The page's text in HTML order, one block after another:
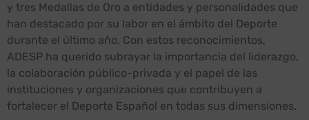
y tres Medallas de Oro a entidades y personalidades que
han destacado por su labor en el ámbito del Deporte
durante el último año. Con estos reconocimientos,
ADESP ha querido subrayar la importancia del liderazgo,
la colaboración público-privada y el papel de las
instituciones y organizaciones que contribuyen a
fortalecer el Deporte Español en todas sus dimensiones.